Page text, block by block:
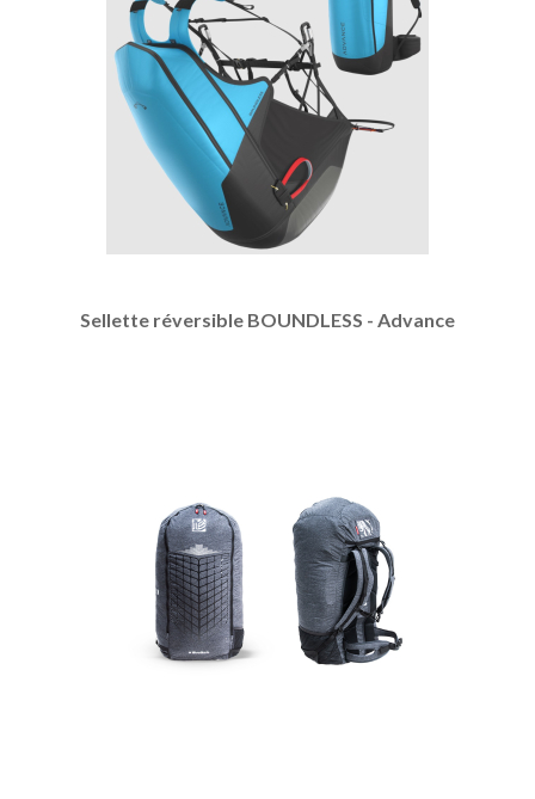
Sellette réversible BOUNDLESS - Advance